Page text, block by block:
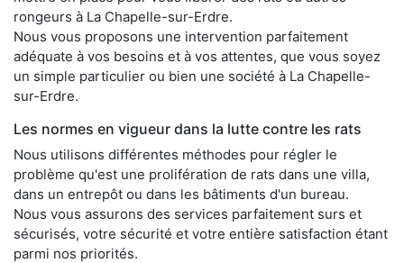
rongeurs à La Chapelle-sur-Erdre.
Nous vous proposons une intervention parfaitement
adéquate à vos besoins et à vos attentes, que vous soyez
un simple particulier ou bien une société à La Chapelle-
sur-Erdre.
Les normes en vigueur dans la lutte contre les rats
Nous utilisons différentes méthodes pour régler le
problème qu'est une prolifération de rats dans une villa,
dans un entrepôt ou dans les bâtiments d'un bureau.
Nous vous assurons des services parfaitement surs et
sécurisés, votre sécurité et votre entière satisfaction étant
parmi nos priorités.